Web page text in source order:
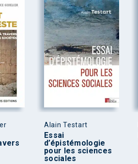
Alain Testart
Essai
d’épistémologie
pour les sciences
sociales